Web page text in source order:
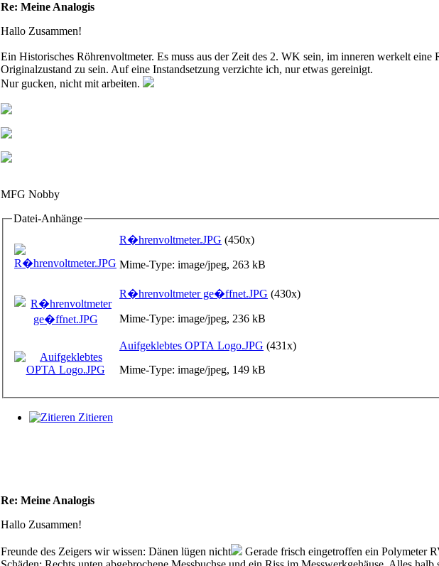
Re: Meine Analogis
Hallo Zusammen!
Ein Historisches Röhrenvoltmeter. Es muss aus der Zeit des 2. WK sein, im inneren werkelt eine
Originalzustand zu sein. Auf eine Instandsetzung verzichte ich, nur etwas gereinigt.
Nur gucken, nicht mit arbeiten.
MFG Nobby
Datei-Anhänge
R�hrenvoltmeter.JPG (450x)
Mime-Type: image/jpeg, 263 kB
R�hrenvoltmeter ge�ffnet.JPG (430x)
Mime-Type: image/jpeg, 236 kB
Auifgeklebtes OPTA Logo.JPG (431x)
Mime-Type: image/jpeg, 149 kB
Zitieren
Re: Meine Analogis
Hallo Zusammen!
Freunde des Zeigers wir wissen: Dänen lügen nicht
Gerade frisch eingetroffen ein Polymeter